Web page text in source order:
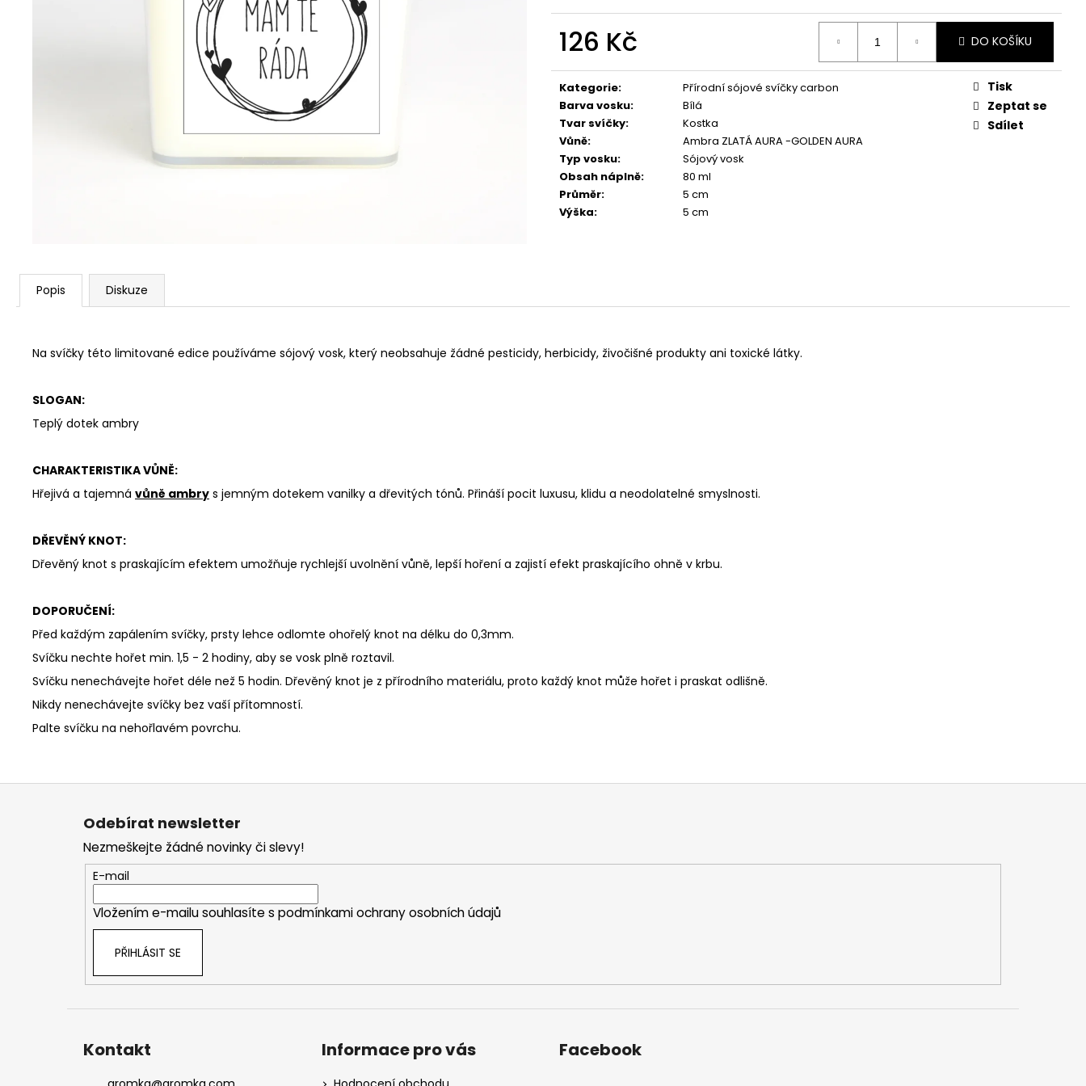
126 Kč
cena:
DO KOŠÍKU
Kategorie:
Přírodní sójové svíčky carbon
Barva vosku:
Bílá
Tvar svíčky:
Kostka
Vůně:
Ambra ZLATÁ AURA -GOLDEN AURA
Typ vosku:
Sójový vosk
Obsah náplně:
80 ml
Průměr:
5 cm
Výška: 5 cm
Tisk
Zeptat se
Sdílet
Popis Diskuze
Na svíčky této limitované edice používáme sójový vosk, který neobsahuje žádné pesticidy, herbicidy, živočišné produkty ani toxické látky.
SLOGAN:
Teplý dotek ambry
CHARAKTERISTIKA VŮNĚ:
Hřejivá a tajemná vůně ambry s jemným dotekem vanilky a dřevitých tónů. Přináší pocit luxusu, klidu a neodolatelné smyslnosti.
DŘEVĚNÝ KNOT:
Dřevěný knot s praskajícím efektem umožňuje rychlejší uvolnění vůně, lepší hoření a zajistí efekt praskajícího ohně v krbu.
DOPORUČENÍ:
Před každým zapálením svíčky, prsty lehce odlomte ohořelý knot na délku do 0,3mm.
Svíčku nechte hořet min. 1,5 - 2 hodiny, aby se vosk plně roztavil.
Svíčku nenechávejte hořet déle než 5 hodin. Dřevěný knot je z přírodního materiálu, proto každý knot může hořet i praskat odlišně.
Nikdy nenechávejte svíčky bez vaší přítomností.
Palte svíčku na nehořlavém povrchu.
PŘÍRODNÍ VONNÁ SVÍČKA SÓJOVÁ -
AROMKA - SET 10 KS ČAJOVÝCH
SVÍČEK V PLECHU - BEZ VŮNĚ
PŘÍRODNÍ VONNÁ SVÍČKA SÓJOVÁ -
AROMKA - SET 10 KS ČAJOVÝCH
SVÍČEK V PLECHU - HEBKÁ LINIE-DEEP
LINE
180 Kč
AROMKA - MINI WHISKOVKA, 90 ML -
VANILKA
99 Kč
Z
Odebírat newsletter
Nezmeškejte žádné novinky či slevy!
E-mail
Vložením e-mailu souhlasíte s podmínkami ochrany osobních údajů
PŘIHLÁSIT SE
Kontakt Informace pro vás Facebook